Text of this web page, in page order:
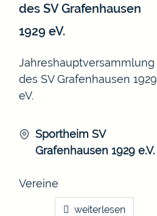
des SV Grafenhausen
1929 eV.
Sportheim SV
Grafenhausen 1929 e.V.
Jahreshauptversammlung
des SV Grafenhausen 1929
eV.
Vereine
weiterlesen